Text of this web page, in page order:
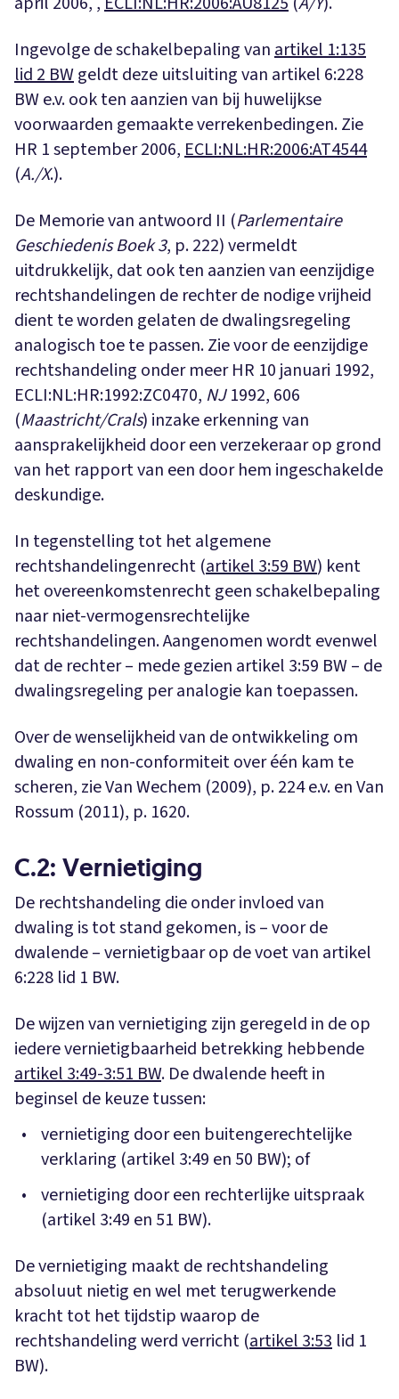
Ingevolge de schakelbepaling vanartikel 1:135
lid 2 BWgeldt deze uitsluiting van artikel 6:228
BW e.v. ook ten aanzien van bij huwelijkse
voorwaarden gemaakte verrekenbedingen. Zie
HR 1 september 2006,ECLI:NL:HR:2006:AT4544
(A./X.).
De Memorie van antwoord II (Parlementaire
Geschiedenis Boek 3, p. 222) vermeldt
uitdrukkelijk, dat ook ten aanzien van eenzijdige
rechtshandelingen de rechter de nodige vrijheid
dient te worden gelaten de dwalingsregeling
analogisch toe te passen. Zie voor de eenzijdige
rechtshandeling onder meer HR 10 januari 1992,
ECLI:NL:HR:1992:ZC0470, NJ1992, 606
(Maastricht/Crals) inzake erkenning van
aansprakelijkheid door een verzekeraar op grond
van het rapport van een door hem ingeschakelde
deskundige.
In tegenstelling tot het algemene
rechtshandelingenrecht (artikel 3:59 BW) kent
het overeenkomstenrecht geen schakelbepaling
naar niet-vermogensrechtelijke
rechtshandelingen. Aangenomen wordt evenwel
dat de rechter – mede gezien artikel 3:59 BW – de
dwalingsregeling per analogie kan toepassen.
Over de wenselijkheid van de ontwikkeling om
dwaling en non-conformiteit over één kam te
scheren, zie Van Wechem (2009), p. 224 e.v. en Van
Rossum (2011), p. 1620.
C.2: Vernietiging
De rechtshandeling die onder invloed van
dwaling is tot stand gekomen, is – voor de
dwalende – vernietigbaar op de voet van artikel
6:228 lid 1 BW.
De wijzen van vernietiging zijn geregeld in de op
iedere vernietigbaarheid betrekking hebbende
artikel 3:49-3:51 BW. De dwalende heeft in
beginsel de keuze tussen:
vernietiging door een buitengerechtelijke
verklaring (artikel 3:49 en 50 BW); of
vernietiging door een rechterlijke uitspraak
(artikel 3:49 en 51 BW).
De vernietiging maakt de rechtshandeling
absoluut nietig en wel met terugwerkende
kracht tot het tijdstip waarop de
rechtshandeling werd verricht (artikel 3:53 lid 1
BW).